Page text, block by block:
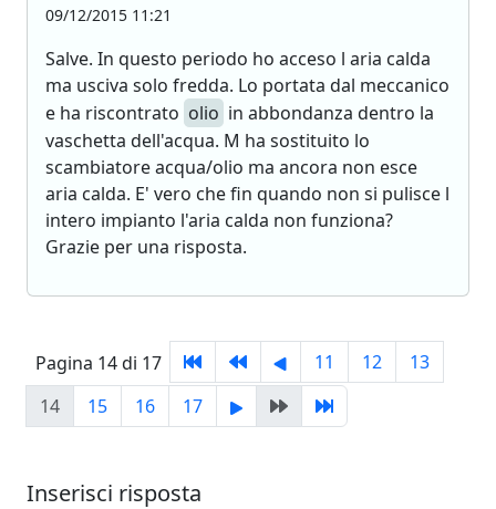
09/12/2015 11:21
Salve. In questo periodo ho acceso l aria calda
ma usciva solo fredda. Lo portata dal meccanico
e ha riscontrato olio in abbondanza dentro la
vaschetta dell'acqua. M ha sostituito lo
scambiatore acqua/olio ma ancora non esce
aria calda. E' vero che fin quando non si pulisce l
intero impianto l'aria calda non funziona?
Grazie per una risposta.
Pagina 14 di 17 11 12
13
14
15 16 17
Inserisci risposta